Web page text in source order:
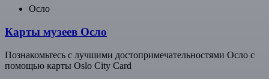
Осло
Карты музеев Осло
Познакомьтесь с лучшими достопримечательностями Осло с
помощью карты Oslo City Card